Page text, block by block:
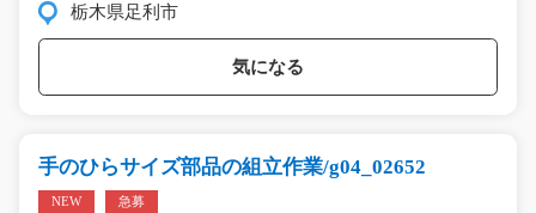
栃木県足利市
気になる
手のひらサイズ部品の組立作業/g04_02652
NEW 急募